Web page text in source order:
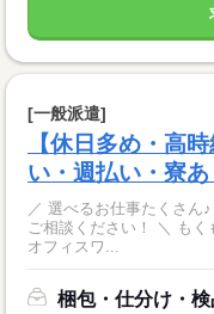
[一般派遣]
【休日多め・高
い・週払い・寮あ
／ 選べるお仕事たくさん
ご相談ください！ ＼ もくもく軽作業、半導体製造、フォークリフト
オフィスワ...
梱包・仕分け・検